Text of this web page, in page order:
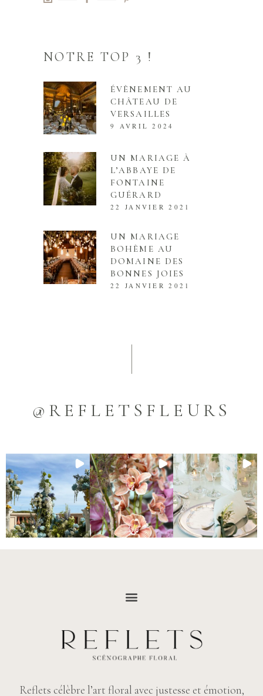
NOTRE TOP 3 !
ÉVÈNEMENT AU
CHÂTEAU DE
VERSAILLES
9 AVRIL 2024
UN MARIAGE À
L’ABBAYE DE
FONTAINE
GUÉRARD
22 JANVIER 2021
UN MARIAGE
BOHÈME AU
DOMAINE DES
BONNES JOIES
22 JANVIER 2021
@REFLETSFLEURS
Reflets célèbre l’art floral avec justesse et émotion,